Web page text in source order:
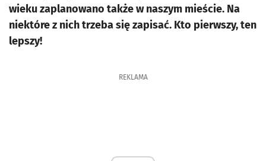
wieku zaplanowano także w naszym mieście. Na
niektóre z nich trzeba się zapisać. Kto pierwszy, ten
lepszy!
REKLAMA